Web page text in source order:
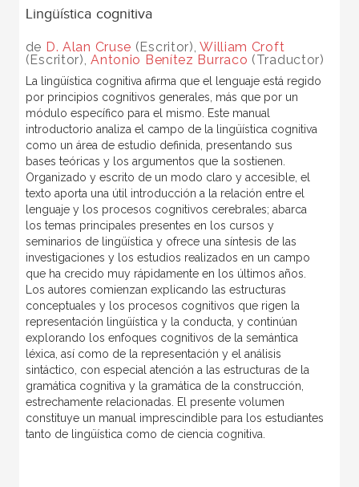
Lingüística cognitiva
de D. Alan Cruse (Escritor),William Croft
(Escritor),Antonio Benítez Burraco (Traductor)
La lingüística cognitiva afirma que el lenguaje está regido
por principios cognitivos generales, más que por un
módulo específico para el mismo. Este manual
introductorio analiza el campo de la lingüística cognitiva
como un área de estudio definida, presentando sus
bases teóricas y los argumentos que la sostienen.
Organizado y escrito de un modo claro y accesible, el
texto aporta una útil introducción a la relación entre el
lenguaje y los procesos cognitivos cerebrales; abarca
los temas principales presentes en los cursos y
seminarios de lingüística y ofrece una síntesis de las
investigaciones y los estudios realizados en un campo
que ha crecido muy rápidamente en los últimos años.
Los autores comienzan explicando las estructuras
conceptuales y los procesos cognitivos que rigen la
representación lingüística y la conducta, y continúan
explorando los enfoques cognitivos de la semántica
léxica, así como de la representación y el análisis
sintáctico, con especial atención a las estructuras de la
gramática cognitiva y la gramática de la construcción,
estrechamente relacionadas. El presente volumen
constituye un manual imprescindible para los estudiantes
tanto de lingüística como de ciencia cognitiva.